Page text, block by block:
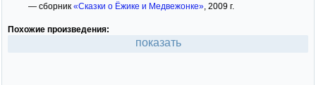
— сборник «Сказки о Ёжике и Медвежонке», 2009 г.
Похожие произведения:
показать